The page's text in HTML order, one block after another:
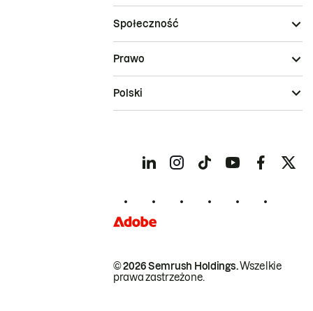
Społeczność
© 2026 Semrush Holdings.Wszelkie
prawa zastrzeżone.
Prawo
Polski